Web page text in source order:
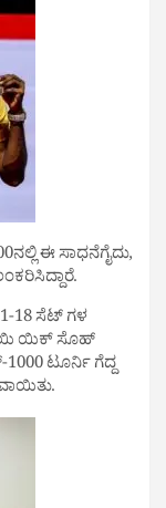
ಈ ಸಾಧನೆಗೈದು,
18 ಸೆಟ್ ಗಳ
ಯಿಕ್ ಸೊಹ್
ಟೂರ್ನಿ ಗೆದ್ದ